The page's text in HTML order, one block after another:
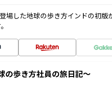
場した地球の歩き方インドの初
の歩き方社員の旅日記～